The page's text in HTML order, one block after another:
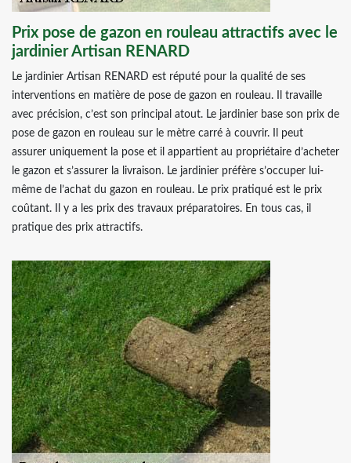
Prix pose de gazon en rouleau attractifs avec le
jardinier Artisan RENARD
Le jardinier Artisan RENARD est réputé pour la qualité de ses
interventions en matière de pose de gazon en rouleau. Il travaille
avec précision, c’est son principal atout. Le jardinier base son prix de
pose de gazon en rouleau sur le mètre carré à couvrir. Il peut
assurer uniquement la pose et il appartient au propriétaire d’acheter
le gazon et s’assurer la livraison. Le jardinier préfère s’occuper lui-
même de l’achat du gazon en rouleau. Le prix pratiqué est le prix
coûtant. Il y a les prix des travaux préparatoires. En tous cas, il
pratique des prix attractifs.